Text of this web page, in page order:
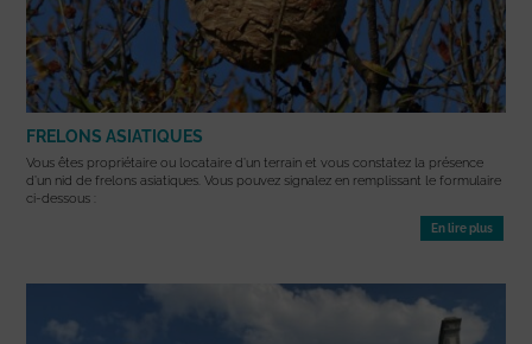
FRELONS ASIATIQUES
Vous êtes propriétaire ou locataire d’un terrain et vous constatez la présence
d’un nid de frelons asiatiques. Vous pouvez signalez en remplissant le formulaire
ci-dessous :
En lire plus